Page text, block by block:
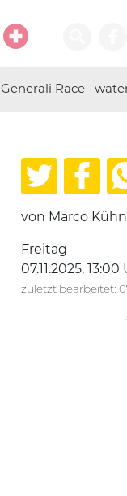
Generali Race
von Marco Kühn
Freitag
07.11.2025, 13:00
zuletzt bearbeitet: